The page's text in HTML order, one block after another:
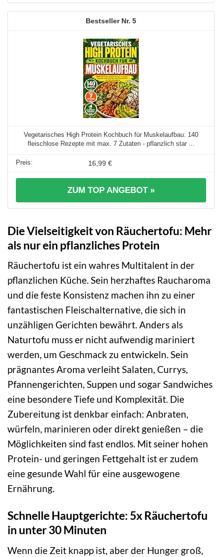
5
Vegetarisches High Protein Kochbuch für Muskelaufbau: 140
fleischlose Rezepte mit max. 7 Zutaten - pflanzlich star ...
16,99 €
ZUM TOP ANGEBOT »
Die Vielseitigkeit von Räuchertofu: Mehr
als nur ein pflanzliches Protein
Räuchertofu ist ein wahres Multitalent in der
pflanzlichen Küche. Sein herzhaftes Raucharoma
und die feste Konsistenz machen ihn zu einer
fantastischen Fleischalternative, die sich in
unzähligen Gerichten bewährt. Anders als
Naturtofu muss er nicht aufwendig mariniert
werden, um Geschmack zu entwickeln. Sein
prägnantes Aroma verleiht Salaten, Currys,
Pfannengerichten, Suppen und sogar Sandwiches
eine besondere Tiefe und Komplexität. Die
Zubereitung ist denkbar einfach: Anbraten,
würfeln, marinieren oder direkt genießen – die
Möglichkeiten sind fast endlos. Mit seiner hohen
Protein- und geringen Fettgehalt ist er zudem
eine gesunde Wahl für eine ausgewogene
Ernährung.
Schnelle Hauptgerichte: 5x Räuchertofu
in unter 30 Minuten
Wenn die Zeit knapp ist, aber der Hunger groß,